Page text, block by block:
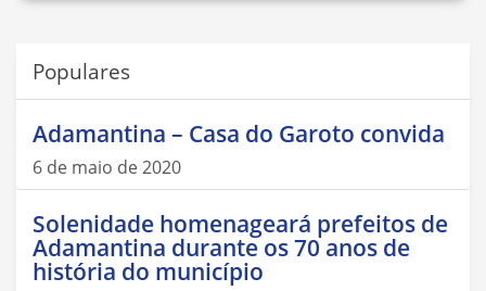
Populares
Adamantina – Casa do Garoto convida
6 de maio de 2020
Solenidade homenageará prefeitos de
Adamantina durante os 70 anos de
história do município